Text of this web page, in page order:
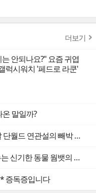
더보기
안되나요?" 요즘 귀엽
럭시워치 '페드로 라쿤'
말일까?
[이슈점검] 뉴진스 OMG 뮤비는 정말 단월드 연관설의 빼박 증거일까
[훗] "이게 똥이라고?" 사각형 똥을 누는 신기한 동물 웜뱃의 비밀
증독증입니다